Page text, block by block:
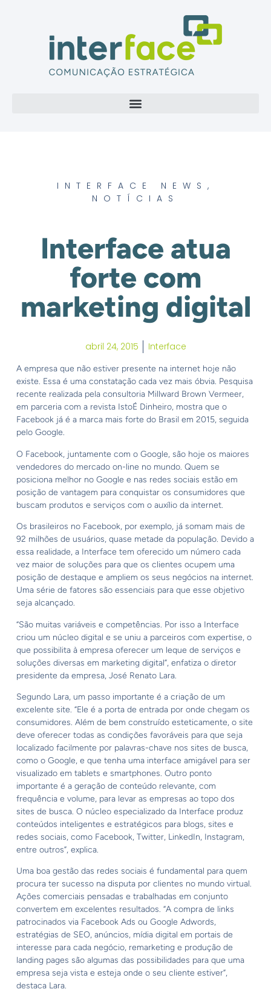
INTERFACE NEWS ,
NOTÍCIAS
Interface atua
forte com
marketing digital
abril 24, 2015 Interface
A empresa que não estiver presente na internet hoje não
existe. Essa é uma constatação cada vez mais óbvia. Pesquisa
recente realizada pela consultoria Millward Brown Vermeer,
em parceria com a revista IstoÉ Dinheiro, mostra que o
Facebook já é a marca mais forte do Brasil em 2015, seguida
pelo Google.
O Facebook, juntamente com o Google, são hoje os maiores
vendedores do mercado on-line no mundo. Quem se
posiciona melhor no Google e nas redes sociais estão em
posição de vantagem para conquistar os consumidores que
buscam produtos e serviços com o auxílio da internet.
Os brasileiros no Facebook, por exemplo, já somam mais de
92 milhões de usuários, quase metade da população. Devido a
essa realidade, a Interface tem oferecido um número cada
vez maior de soluções para que os clientes ocupem uma
posição de destaque e ampliem os seus negócios na internet.
Uma série de fatores são essenciais para que esse objetivo
seja alcançado.
“São muitas variáveis e competências. Por isso a Interface
criou um núcleo digital e se uniu a parceiros com expertise, o
que possibilita à empresa oferecer um leque de serviços e
soluções diversas em marketing digital”, enfatiza o diretor
presidente da empresa, José Renato Lara.
Segundo Lara, um passo importante é a criação de um
excelente site. “Ele é a porta de entrada por onde chegam os
consumidores. Além de bem construído esteticamente, o site
deve oferecer todas as condições favoráveis para que seja
localizado facilmente por palavras-chave nos sites de busca,
como o Google, e que tenha uma interface amigável para ser
visualizado em tablets e smartphones. Outro ponto
importante é a geração de conteúdo relevante, com
frequência e volume, para levar as empresas ao topo dos
sites de busca. O núcleo especializado da Interface produz
conteúdos inteligentes e estratégicos para blogs, sites e
redes sociais, como Facebook, Twitter, LinkedIn, Instagram,
entre outros”, explica.
Uma boa gestão das redes sociais é fundamental para quem
procura ter sucesso na disputa por clientes no mundo virtual.
Ações comerciais pensadas e trabalhadas em conjunto
convertem em excelentes resultados. “A compra de links
patrocinados via Facebook Ads ou Google Adwords,
estratégias de SEO, anúncios, mídia digital em portais de
interesse para cada negócio, remarketing e produção de
landing pages são algumas das possibilidades para que uma
empresa seja vista e esteja onde o seu cliente estiver”,
destaca Lara.